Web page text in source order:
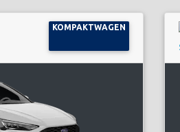
KOMPAKTWAGEN